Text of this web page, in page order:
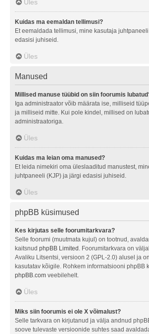
Üles
Kuidas ma eemaldan tellimusi?
Et eemaldada tellimusi, mine kasutaja
edasisi juhiseid.
Üles
Manused
Millised manuse tüübid on siin foorumis
Iga administraator võib määrata ise, milliseid
ja milliseid mitte. Kui pole kindel, millised on
administraatoriga.
Üles
Kuidas ma leian oma manused?
Et leida nimekiri oma üleslaaditud manustest,
juhtpaneeli (KJP) ja järgi edasisi juhiseid.
Üles
phpBB küsimused
Kes kirjutas selle foorumitarkvara?
Selle foorumi (muutmata kujul) on tootnud,
kaitsnud phpBB Limited . Foorumitarkvara on
Avaliku Litsentsi, versioon 2 (GPL-2.0) alusel ja
kasutatav kõigile. Rohkem informatsiooni phpBB
phpBB.com veebilehelt.
Üles
Miks siin foorumis ei ole X võimalust?
Selle tarkvara on kirjutanud ja välja andnud
soove tulevaste versioonide suhtes saad